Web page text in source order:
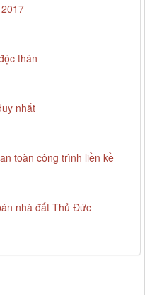
thân
nhất
toàn công trình liền kề
nhà đất Thủ Đức